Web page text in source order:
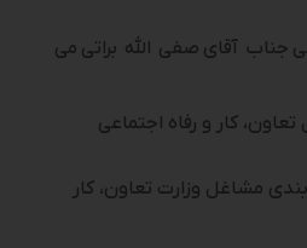
جناب آقای صفی الله براتی می
کار و رفاه اجتماعی
مشاغل وزارت تعاون، کار